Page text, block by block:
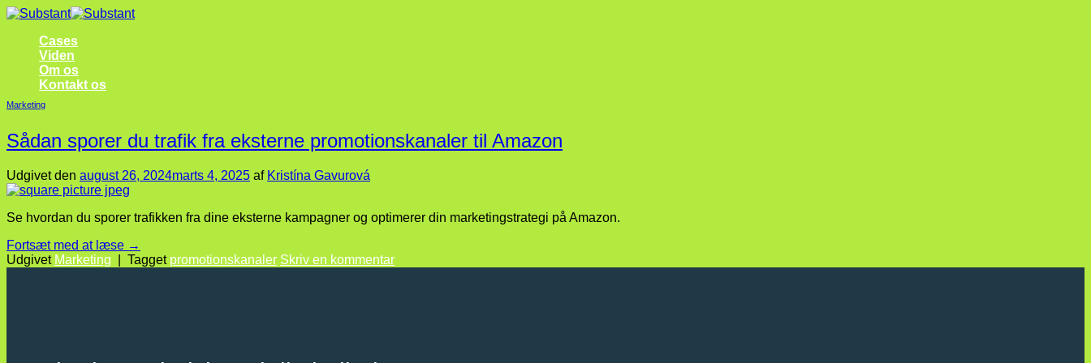
Fortsæt
indholdCases
Viden
Om os
Kontakt os
Marketing
Sådan sporer du trafik fra eksterne promotionskanaler til Amazon
Udgivet den august 26, 2024marts 4, 2025 af Kristína Gavurová
Se hvordan du sporer trafikken fra dine eksterne kampagner og optimerer din marketingstrategi på Amazon.
Fortsæt med at læse →
Udgivet Marketing Tagget promotionskanaler Skriv en kommentar